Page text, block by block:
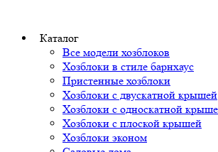
Каталог
Все модели хозблоков
Хозблоки в стиле барнхаус
Пристенные хозблоки
Хозблоки с двускатной крышей
Хозблоки с односкатной
Хозблоки с плоской крышей
Хозблоки эконом